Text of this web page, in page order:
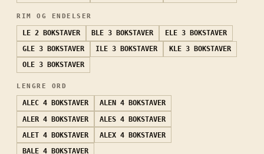
RIM OG ENDELSER
LE 2 BOKSTAVER BLE 3 BOKSTAVER ELE 3 BOKSTAVER
GLE 3 BOKSTAVER ILE 3 BOKSTAVER KLE 3 BOKSTAVER
OLE 3 BOKSTAVER
LENGRE ORD
ALEC 4 BOKSTAVER ALEN
4 BOKSTAVER
ALER 4 BOKSTAVER ALES 4 BOKSTAVER
ALET 4 BOKSTAVER ALEX 4 BOKSTAVER
BALE 4 BOKSTAVER